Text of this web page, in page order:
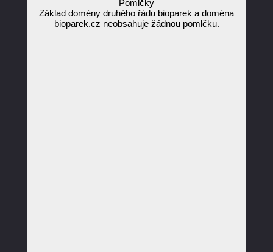
Pomlčky
Základ domény druhého řádu bioparek a doména
bioparek.cz neobsahuje žádnou pomlčku.